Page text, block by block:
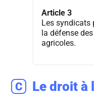
Article 3
Les syndicats
la défense
agricoles.
C Le droit à